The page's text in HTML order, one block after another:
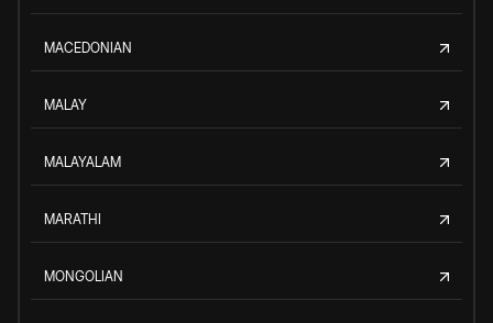
MACEDONIAN
MALAY
MALAYALAM
MARATHI
MONGOLIAN